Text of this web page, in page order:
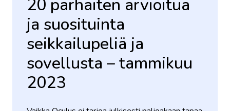
20 parhaiten arvioitua
ja suosituinta
seikkailupeliä ja
sovellusta – tammikuu
2023